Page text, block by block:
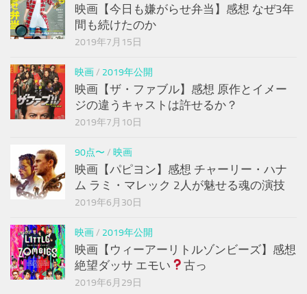
映画【今日も嫌がらせ弁当】感想 なぜ3年
間も続けたのか
2019年7月15日
映画/ 2019年公開
映画【ザ・ファブル】感想 原作とイメー
ジの違うキャストは許せるか？
2019年7月10日
90点〜 / 映画
映画【パピヨン】感想 チャーリー・ハナ
ム ラミ・マレック 2人が魅せる魂の演技
2019年6月30日
映画/ 2019年公開
映画【ウィーアーリトルゾンビーズ】感想
絶望ダッサ エモい
古っ
2019年6月29日